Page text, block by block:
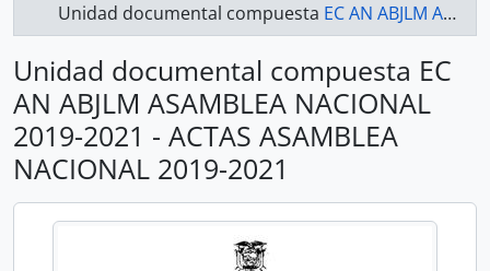
Unidad documental compuesta EC AN ABJLM ASAMBLEA NACIONAL 2019-2021 - ACTAS ASAMBLEA NACIONAL 2019-2021
Unidad documental compuesta EC
AN ABJLM ASAMBLEA NACIONAL
2019-2021 - ACTAS ASAMBLEA
NACIONAL 2019-2021